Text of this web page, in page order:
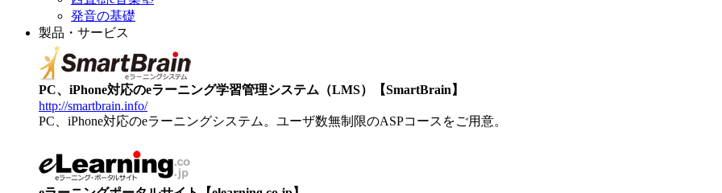
発音の基礎
製品・サービス
PC、iPhone対応のeラーニング学習管理システム（LMS）【SmartBrain】
http://smartbrain.info/
PC、iPhone対応のeラーニングシステム。ユーザ数無制限のASPコースをご用意。